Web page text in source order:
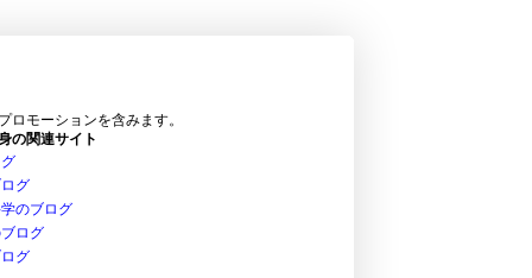
ロモーションを含みます。
の関連サイト
グ
のブログ
ログ
グ